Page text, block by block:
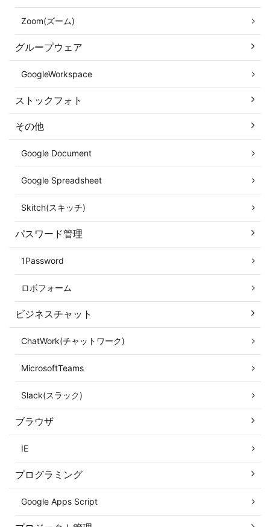
Zoom(ズーム)
グループウェア
GoogleWorkspace
ストックフォト
その他
Google Document
Google Spreadsheet
Skitch(スキッチ)
パスワード管理
1Password
ロボフォーム
ビジネスチャット
ChatWork(チャットワーク)
MicrosoftTeams
Slack(スラック)
ブラウザ
IE
プログラミング
Google Apps Script